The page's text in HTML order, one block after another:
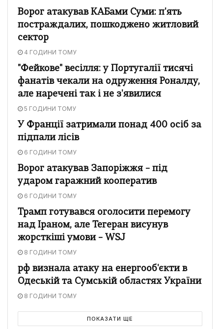
Ворог атакував КАБами Суми: п'ять
постраждалих, пошкоджено житловий
сектор
4 ГОДИНИ ТОМУ
"Фейкове" весілля: у Португалії тисячі
фанатів чекали на одруження Роналду,
але наречені так і не з'явилися
5 ГОДИНИ ТОМУ
У Франції затримали понад 400 осіб за
підпали лісів
6 ГОДИНИ ТОМУ
Ворог атакував Запоріжжя – під
ударом гаражний кооператив
6 ГОДИНИ ТОМУ
Трамп готувався оголосити перемогу
над Іраном, але Тегеран висунув
жорсткіші умови – WSJ
8 ГОДИНИ ТОМУ
рф визнала атаку на енергооб'єкти в
Одеській та Сумській областях України
8 ГОДИНИ ТОМУ
ПОКАЗАТИ ЩЕ